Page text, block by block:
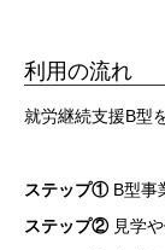
利用の流れ
就労継続支援B型
ステップ①B型事
ステップ② 見学